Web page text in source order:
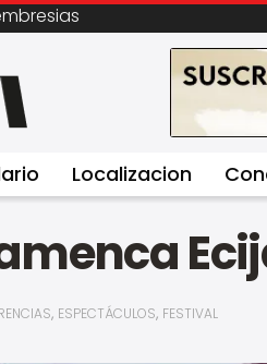
Localizacion
, ESPECTÁCULOS, FESTIVAL